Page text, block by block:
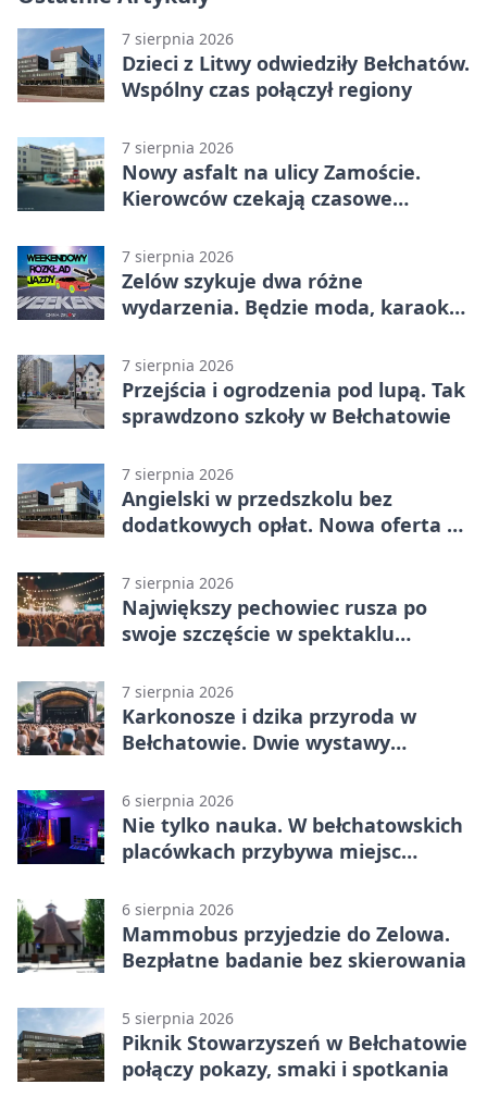
7 sierpnia 2026
Dzieci z Litwy odwiedziły Bełchatów.
Wspólny czas połączył regiony
7 sierpnia 2026
Nowy asfalt na ulicy Zamoście.
Kierowców czekają czasowe
7 sierpnia 2026
Zelów szykuje dwa różne
wydarzenia. Będzie moda, karaoke
7 sierpnia 2026
Przejścia i ogrodzenia pod lupą. Tak
sprawdzono szkoły w Bełchatowie
7 sierpnia 2026
Angielski w przedszkolu bez
dodatkowych opłat. Nowa oferta w
7 sierpnia 2026
Największy pechowiec rusza po
swoje szczęście w spektaklu
7 sierpnia 2026
Karkonosze i dzika przyroda w
Bełchatowie. Dwie wystawy
6 sierpnia 2026
Nie tylko nauka. W bełchatowskich
placówkach przybywa miejsc
6 sierpnia 2026
Mammobus przyjedzie do Zelowa.
Bezpłatne badanie bez skierowania
5 sierpnia 2026
Piknik Stowarzyszeń w Bełchatowie
połączy pokazy, smaki i spotkania